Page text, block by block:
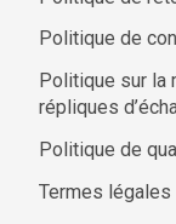
Politique de
Politique sur la
répliques
Politique de
Termes légales